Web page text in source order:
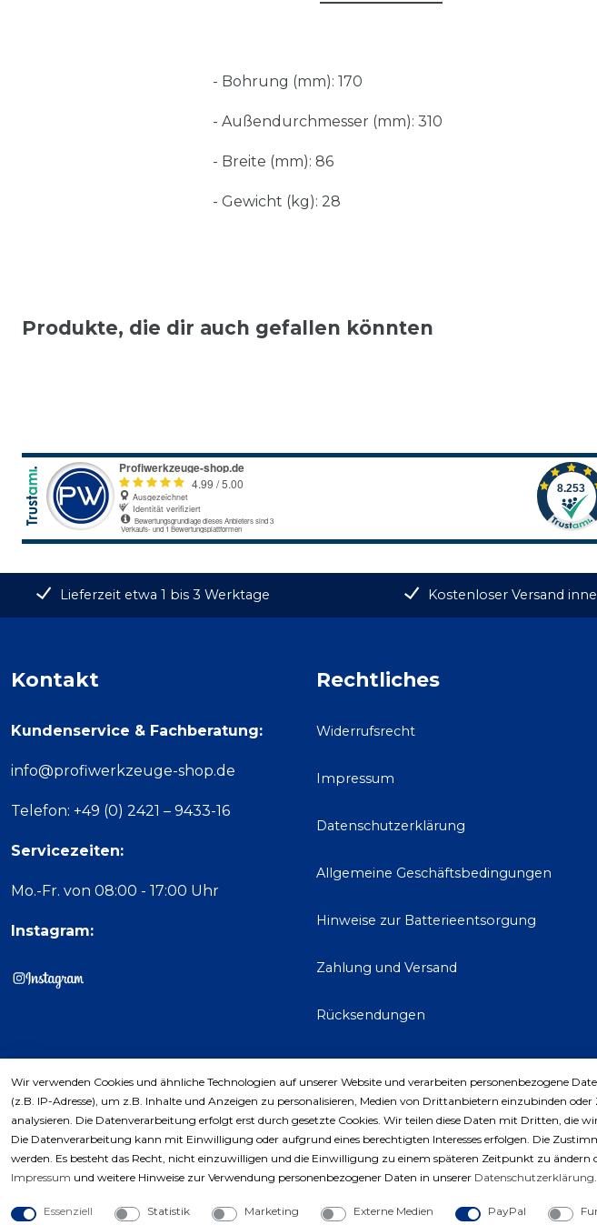
- Bohrung (mm): 170
- Außendurchmesser (mm): 310
- Breite (mm): 86
- Gewicht (kg): 28
Produkte, die dir auch gefallen könnten
Lieferzeit etwa 1 bis 3 Werktage Kostenloser Versand
Kontakt
Kundenservice & Fachberatung:
info@profiwerkzeuge-shop.de
Telefon: +49 (0) 2421 – 9433-16
Servicezeiten:
Mo.-Fr. von 08:00 - 17:00 Uhr
Instagram:
Rechtliches
Widerrufsrecht
Impressum
Datenschutzerklärung
Allgemeine Geschäftsbedingungen
Hinweise zur Batterieentsorgung
Zahlung und Versand
Rücksendungen
Kaufvertrag widerrufen
Copyright © 2023 by
Wir verwenden Cookies und ähnliche Technologien auf unserer Website und verarbeiten personenbezogene
(z.B. IP-Adresse), um z.B. Inhalte und Anzeigen zu personalisieren, Medien von Drittanbietern einzubinden oder
analysieren. Die Datenverarbeitung erfolgt erst durch gesetzte Cookies. Wir teilen diese Daten mit Dritten, die
Die Datenverarbeitung kann mit Einwilligung oder aufgrund eines berechtigten Interesses erfolgen. Die
werden. Es besteht das Recht, nicht einzuwilligen und die Einwilligung zu einem späteren Zeitpunkt zu ändern
Impressum und weitere Hinweise zur Verwendung personenbezogener Daten in unserer Daten­schutz­erklärung.
Essenziell Statistik Marketing Externe Medien PayPal